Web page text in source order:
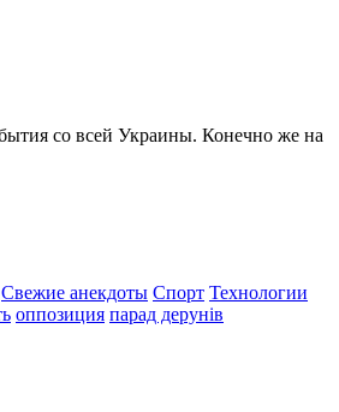
со всей Украины. Конечно же на
Свежие анекдоты Спорт Технологии
оппозиция парад дерунів